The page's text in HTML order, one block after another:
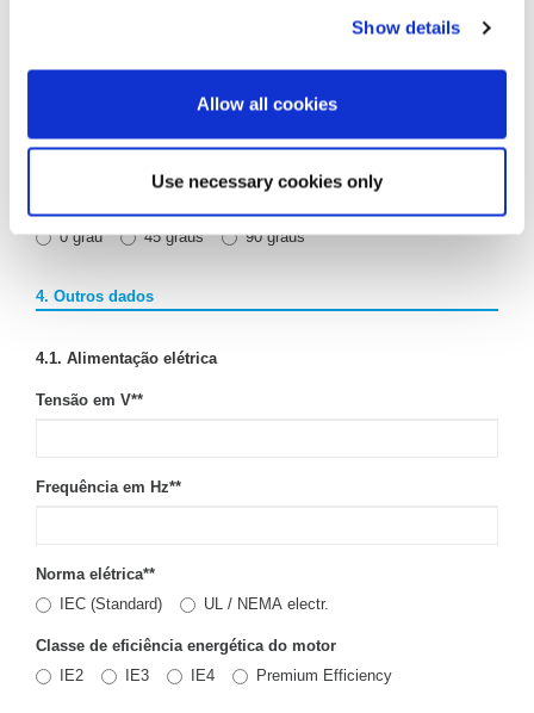
Show details
Allow all cookies
Use necessary cookies only
Caixa de gaxeta
3.2 Posição do bocal de sucção
0 grau
45 graus 90 graus
4. Outros dados
4.1. Alimentação elétrica
Tensão em V**
Frequência em Hz**
Norma elétrica**
IEC (Standard)
UL / NEMA electr.
Classe de eficiência energética do motor
IE2
IE3 IE4 Premium Efficiency